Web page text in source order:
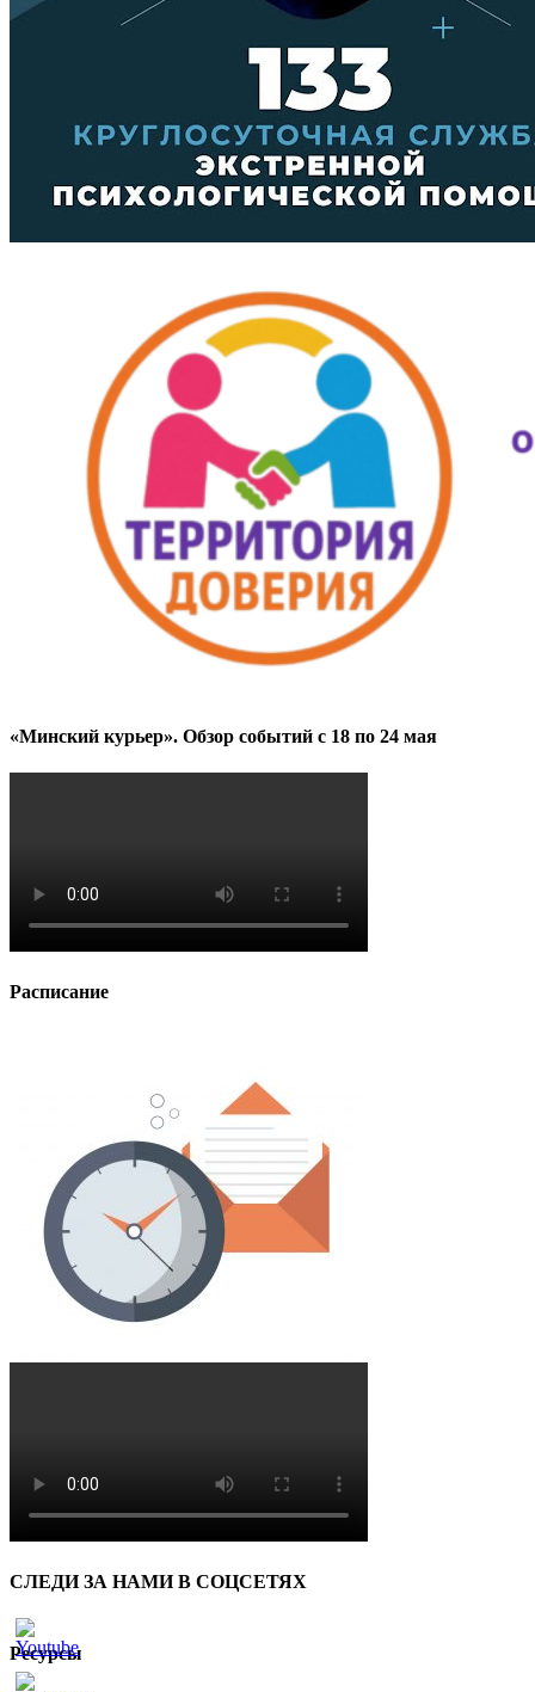
«Минский курьер». Обзор событий с 18 по 24 мая
Расписание
СЛЕДИ ЗА НАМИ В СОЦСЕТЯХ
Ресурсы